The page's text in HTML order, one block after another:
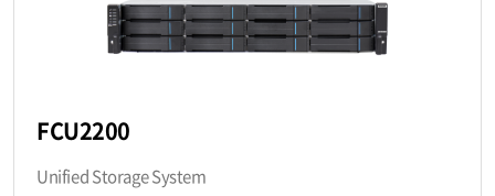
FCU2200
Unified Storage System